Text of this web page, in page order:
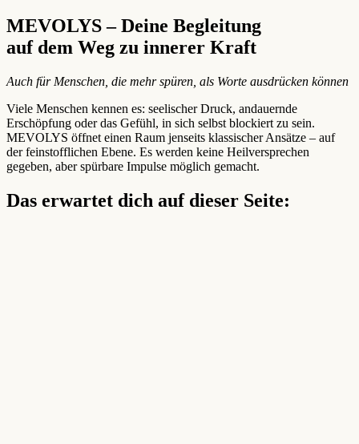
MEVOLYS – Deine Begleitung
auf dem Weg zu innerer Kraft
Auch für Menschen, die mehr spüren, als Worte ausdrücken können
Viele Menschen kennen es: seelischer Druck, andauernde
Erschöpfung oder das Gefühl, in sich selbst blockiert zu sein.
MEVOLYS öffnet einen Raum jenseits klassischer Ansätze – auf
der feinstofflichen Ebene. Es werden keine Heilversprechen
gegeben, aber spürbare Impulse möglich gemacht.
Das erwartet dich auf dieser Seite: